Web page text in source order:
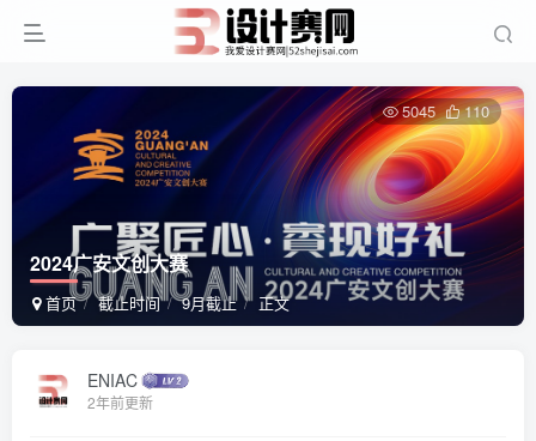
2024广安文创大赛
首页 截止时间 9月截止 正文
5045 110
ENIAC
2年前更新